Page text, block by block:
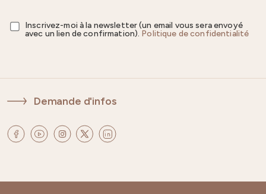
Inscrivez-moi à la newsletter (un email vous sera envoyé
avec un lien de confirmation). Politique de confidentialité
Demande d'infos